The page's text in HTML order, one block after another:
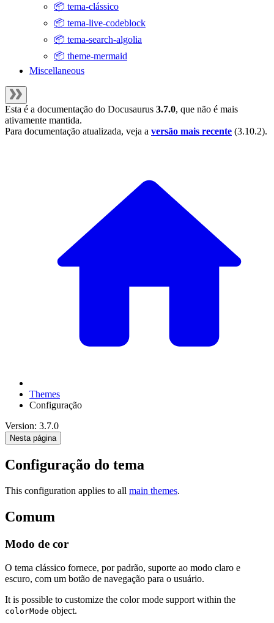
📦 tema-clássico
📦 tema-live-codeblock
📦 tema-search-algolia
📦 theme-mermaid
Miscellaneous
Esta é a documentação do Docusaurus 3.7.0, que não é mais
ativamente mantida.
Para documentação atualizada, veja a versão mais recente (3.10.2).
Themes
Configuração
Version: 3.7.0
Nesta página
Configuração do tema
This configuration applies to all main themes.
Comum
Modo de cor
O tema clássico fornece, por padrão, suporte ao modo claro e
escuro, com um botão de navegação para o usuário.
It is possible to customize the color mode support within the
colorMode object.